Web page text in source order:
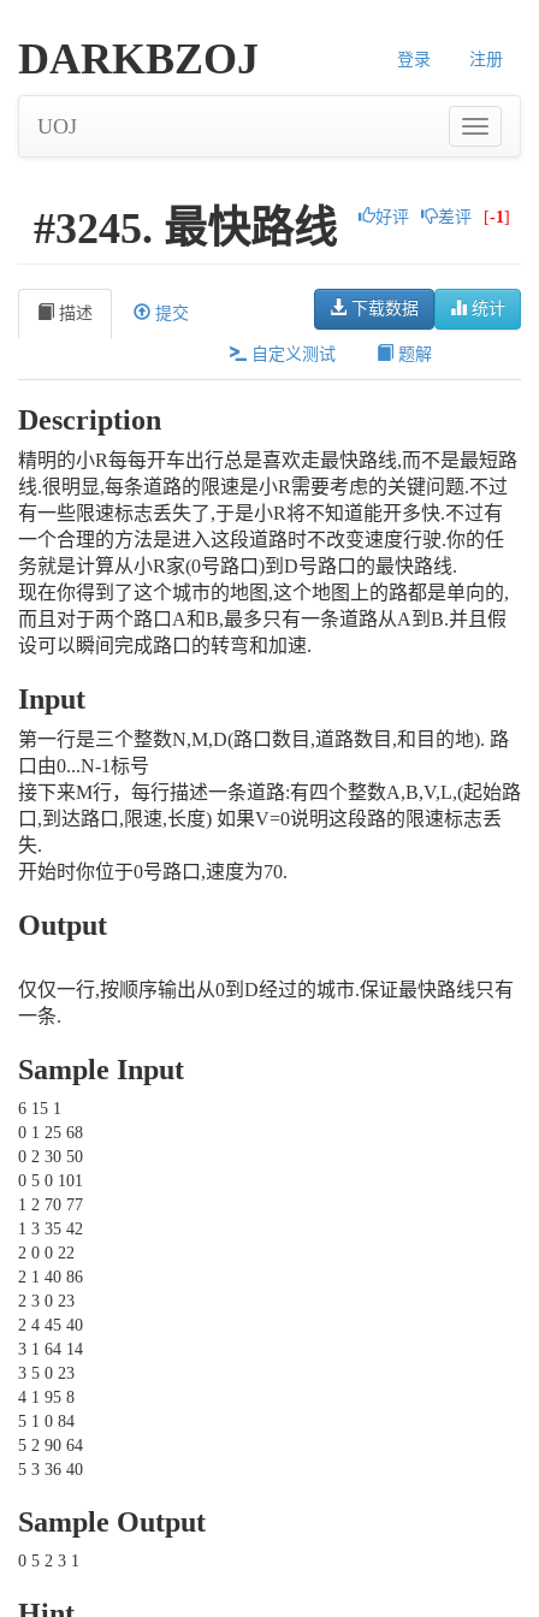
登录 注册
DARKBZOJ
UOJ
好评 差评 [-1]
#3245. 最快路线
统计
下载数据
描述 提交
自定义测试 题解
Description
精明的小R每每开车出行总是喜欢走最快路线,而不是最短路
线.很明显,每条道路的限速是小R需要考虑的关键问题.不过
有一些限速标志丢失了,于是小R将不知道能开多快.不过有
一个合理的方法是进入这段道路时不改变速度行驶.你的任
务就是计算从小R家(0号路口)到D号路口的最快路线.
现在你得到了这个城市的地图,这个地图上的路都是单向的,
而且对于两个路口A和B,最多只有一条道路从A到B.并且假
设可以瞬间完成路口的转弯和加速.
Input
第一行是三个整数N,M,D(路口数目,道路数目,和目的地). 路
口由0...N-1标号
接下来M行，每行描述一条道路:有四个整数A,B,V,L,(起始路
口,到达路口,限速,长度) 如果V=0说明这段路的限速标志丢
失.
开始时你位于0号路口,速度为70.
Output
仅仅一行,按顺序输出从0到D经过的城市.保证最快路线只有
一条.
Sample Input
6 15 1
0 1 25 68
0 2 30 50
0 5 0 101
1 2 70 77
1 3 35 42
2 0 0 22
2 1 40 86
2 3 0 23
2 4 45 40
3 1 64 14
3 5 0 23
4 1 95 8
5 1 0 84
5 2 90 64
5 3 36 40
Sample Output
0 5 2 3 1